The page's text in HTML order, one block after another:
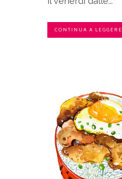
CONTINUA A LEGGERE